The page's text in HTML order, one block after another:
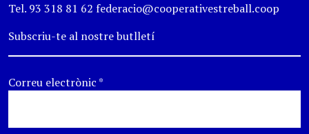
Tel. 93 318 81 62 federacio@cooperativestreball.coop
Subscriu-te al nostre butlletí
Correu electrònic*